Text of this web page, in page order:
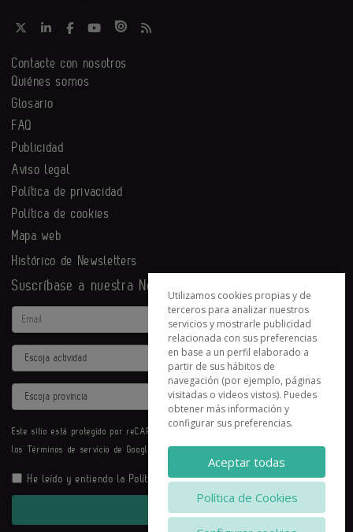
Contacte con nosotros
Quiénes somos
Glosario
FAQ
Publicidad
Aviso legal
Política de privacidad
Política de cookies
Mapa web
Histórico de Newsletters
Suscríbase a nuestra Newsletter
Email
Actividad
Provincia
Este sitio está protegido por reCAPTCHA y se aplican la
los Términos de servicio de Google.
He leído y entiendo la Política de Privacidad
Enviar
Utilizamos cookies propias y de
terceros para analizar nuestros
servicios y mostrarle publicidad
relacionada con sus preferencias
en base a un perfil elaborado a
partir de sus hábitos de
navegación (por ejemplo, páginas
visitadas o videos vistos). Puedes
obtener más información y
configurar sus preferencias.
Aceptar todas
Política de Cookies